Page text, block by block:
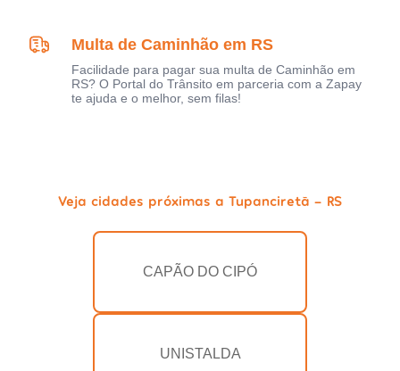
Multa de Caminhão em RS
Facilidade para pagar sua multa de Caminhão em
RS? O Portal do Trânsito em parceria com a Zapay
te ajuda e o melhor, sem filas!
Veja cidades próximas a Tupanciretã - RS
CAPÃO DO CIPÓ
UNISTALDA